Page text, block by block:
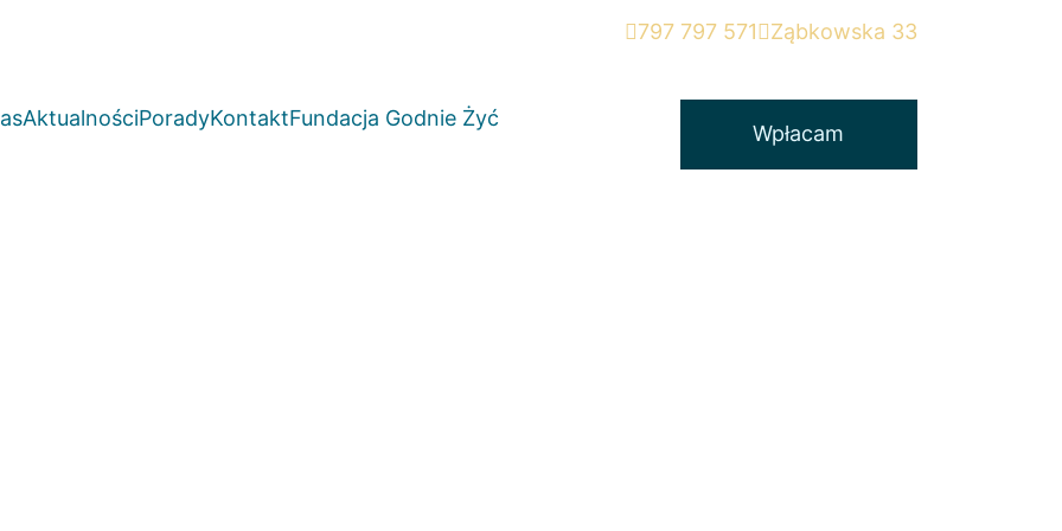
797 797 571 Ząbkowska 33
AktualnościPoradyKontaktFundacja Godnie Żyć
Wpłacam